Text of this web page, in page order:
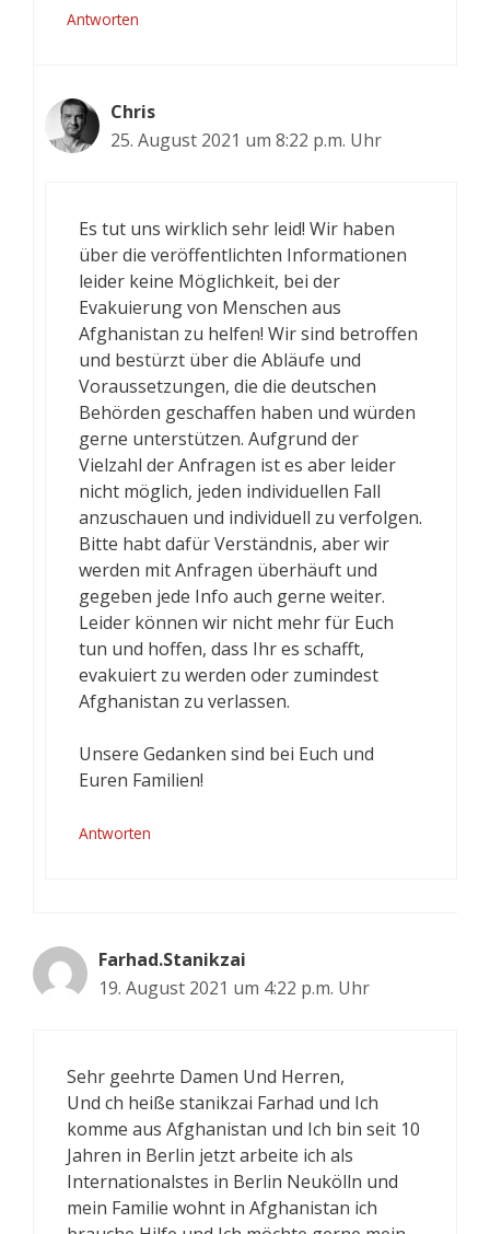
Antworten
Chris
25. August 2021 um 8:22 p.m. Uhr
Es tut uns wirklich sehr leid! Wir haben
über die veröffentlichten Informationen
leider keine Möglichkeit, bei der
Evakuierung von Menschen aus
Afghanistan zu helfen! Wir sind betroffen
und bestürzt über die Abläufe und
Voraussetzungen, die die deutschen
Behörden geschaffen haben und würden
gerne unterstützen. Aufgrund der
Vielzahl der Anfragen ist es aber leider
nicht möglich, jeden individuellen Fall
anzuschauen und individuell zu verfolgen.
Bitte habt dafür Verständnis, aber wir
werden mit Anfragen überhäuft und
gegeben jede Info auch gerne weiter.
Leider können wir nicht mehr für Euch
tun und hoffen, dass Ihr es schafft,
evakuiert zu werden oder zumindest
Afghanistan zu verlassen.
Unsere Gedanken sind bei Euch und
Euren Familien!
Antworten
Farhad.Stanikzai
19. August 2021 um 4:22 p.m. Uhr
Sehr geehrte Damen Und Herren,
Und ch heiße stanikzai Farhad und Ich
komme aus Afghanistan und Ich bin seit 10
Jahren in Berlin jetzt arbeite ich als
Internationalstes in Berlin Neukölln und
mein Familie wohnt in Afghanistan ich